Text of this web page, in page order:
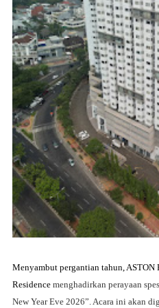
Menyambut pergantian tahun,
Residence menghadirkan perayaan
New Year Eve 2026”. Acara ini akan